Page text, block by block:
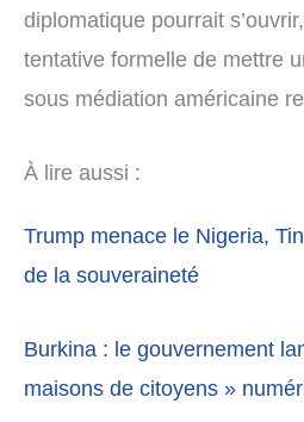
diplomatique pourrait
tentative formelle de mettre
sous médiation américaine
À lire aussi :
Trump menace le Nigeria,
de la souveraineté
Burkina : le gouvernement
maisons de citoyens »